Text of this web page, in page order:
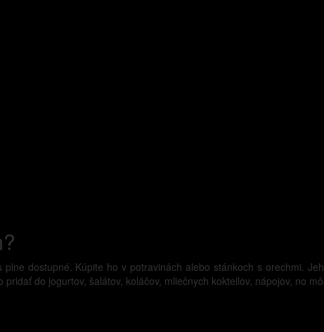
plne dostupné. Kúpite ho v potravinách alebo stánkoch s orechmi.
pridať do jogurtov, šalátov, koláčov, mliečnych kokteilov, nápojov, no